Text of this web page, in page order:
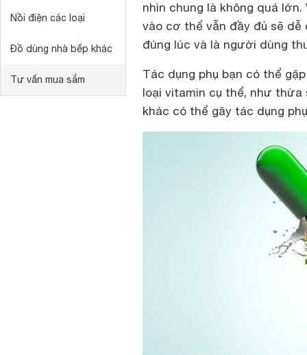
Nồi điện các loại
Đồ dùng nhà bếp khác
Tư vấn mua sắm
nhìn chung là không quá
vào cơ thể vẫn đầy đủ sẽ dễ
đúng lúc và là người dùng
Tác dụng phụ bạn có thể
loại vitamin cụ thể, như
khác có thể gây tác dụng